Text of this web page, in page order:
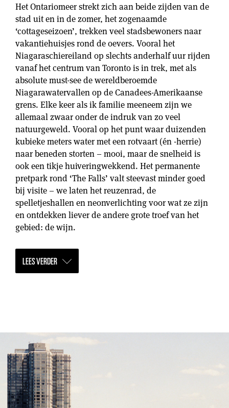
Het Ontariomeer strekt zich aan beide zijden van de
stad uit en in de zomer, het zogenaamde
‘cottageseizoen’, trekken veel stadsbewoners naar
vakantiehuisjes rond de oevers. Vooral het
Niagaraschiereiland op slechts anderhalf uur rijden
vanaf het centrum van Toronto is in trek, met als
absolute must-see de wereldberoemde
Niagarawatervallen op de Canadees-Amerikaanse
grens. Elke keer als ik familie meeneem zijn we
allemaal zwaar onder de indruk van zo veel
natuurgeweld. Vooral op het punt waar duizenden
kubieke meters water met een rotvaart (én -herrie)
naar beneden storten – mooi, maar de snelheid is
ook een tikje huiveringwekkend. Het permanente
pretpark rond ‘The Falls’ valt steevast minder goed
bij visite – we laten het reuzenrad, de
spelletjeshallen en neonverlichting voor wat ze zijn
en ontdekken liever de andere grote troef van het
gebied: de wijn.
LEES VERDER